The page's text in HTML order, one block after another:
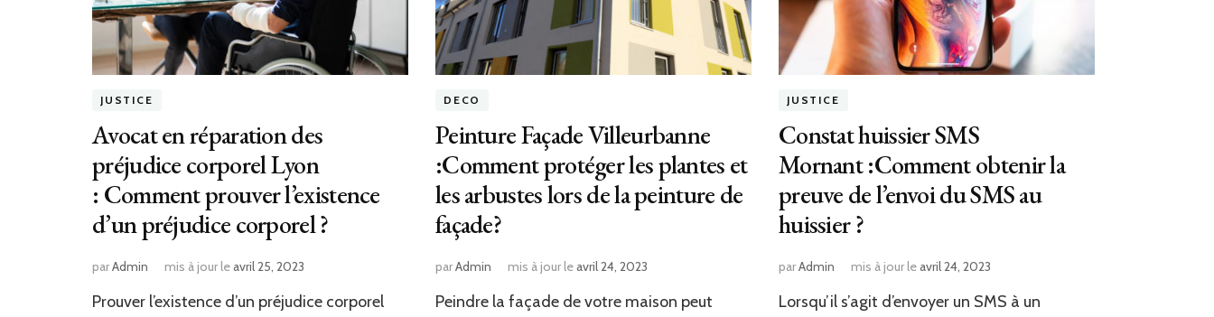
JUSTICE
Avocat en réparation des
préjudice corporel Lyon
: Comment prouver l’existence
d’un préjudice corporel ?
parAdmin mis à jour leavril 25, 2023
Prouver l’existence d’un préjudice corporel
DECO
Peinture Façade Villeurbanne
:Comment protéger les plantes et
les arbustes lors de la peinture de
façade?
parAdmin mis à jour leavril 24, 2023
Peindre la façade de votre maison peut
JUSTICE
Constat huissier SMS
Mornant :Comment obtenir la
preuve de l’envoi du SMS au
huissier ?
parAdmin mis à jour leavril 24, 2023
Lorsqu’il s’agit d’envoyer un SMS à un